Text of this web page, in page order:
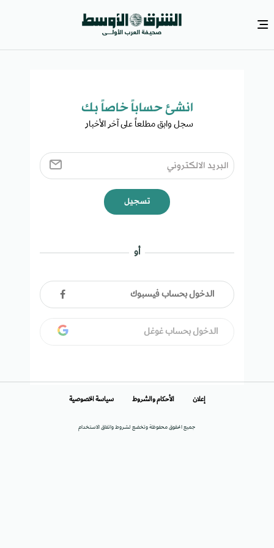
انشئ حساباً خاصاً بك​
سجل وابق مطلعاً على آخر الأخبار ​
تسجيل
أو
الدخول بحساب فيسبوك
الدخول بحساب غوغل
جميع الحقوق محفوظة وتخضع لشروط واتفاق الاستخدام
إعلان الأحكام والشروط سياسة الخصوصية